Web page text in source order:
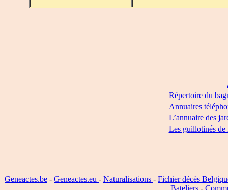
Répertoire du
Annuaires
L’annuaire des
Les guillotinés de
Geneactes.be - Geneactes.eu - Naturalisations - Fichier décès